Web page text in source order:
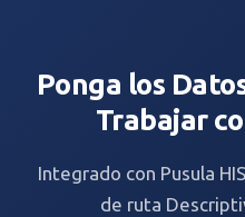
Ponga los
Trabajar
Integrado con Pusula
de ruta